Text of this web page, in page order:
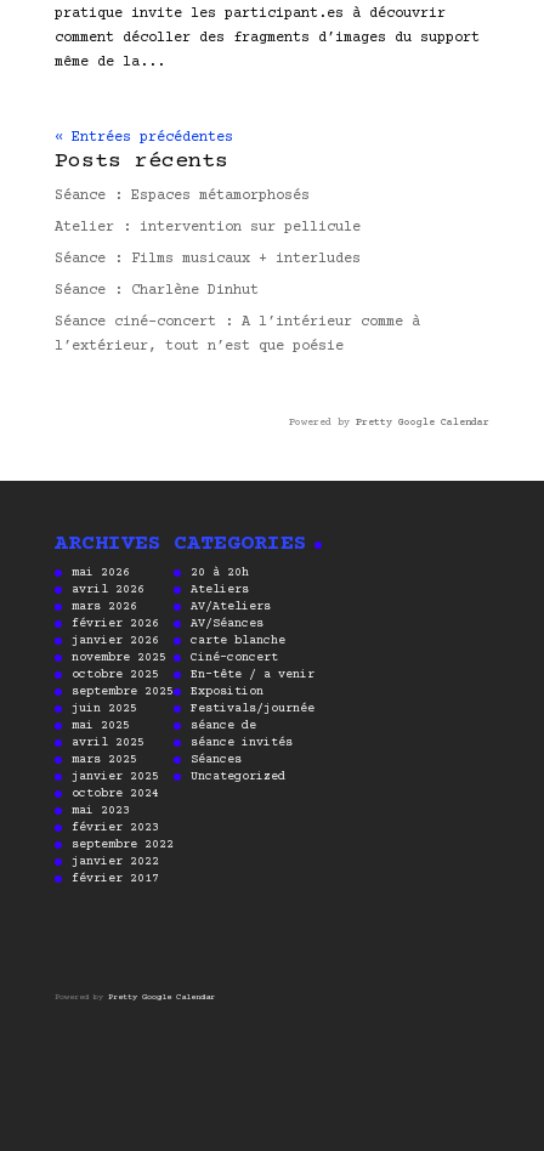
pratique invite les participant.es à découvrir
comment décoller des fragments d’images du support
même de la...
« Entrées précédentes
Posts récents
Séance : Espaces métamorphosés
Atelier : intervention sur pellicule
Séance : Films musicaux + interludes
Séance : Charlène Dinhut
Séance ciné-concert : A l’intérieur comme à
l’extérieur, tout n’est que poésie
Powered byPretty Google Calendar
ARCHIVES
mai 2026
avril 2026
mars 2026
février 2026
janvier 2026
novembre 2025
octobre 2025
septembre 2025
juin 2025
mai 2025
avril 2025
mars 2025
janvier 2025
octobre 2024
mai 2023
février 2023
septembre 2022
janvier 2022
février 2017
CATEGORIES
20 à 20h
Ateliers
AV/Ateliers
AV/Séances
carte blanche
Ciné-concert
En-tête / a venir
Exposition
Festivals/journée
séance de
séance invités
Séances
Uncategorized
Powered by Pretty Google Calendar